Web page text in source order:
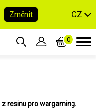
Změnit CZ
0
resinu pro wargaming.